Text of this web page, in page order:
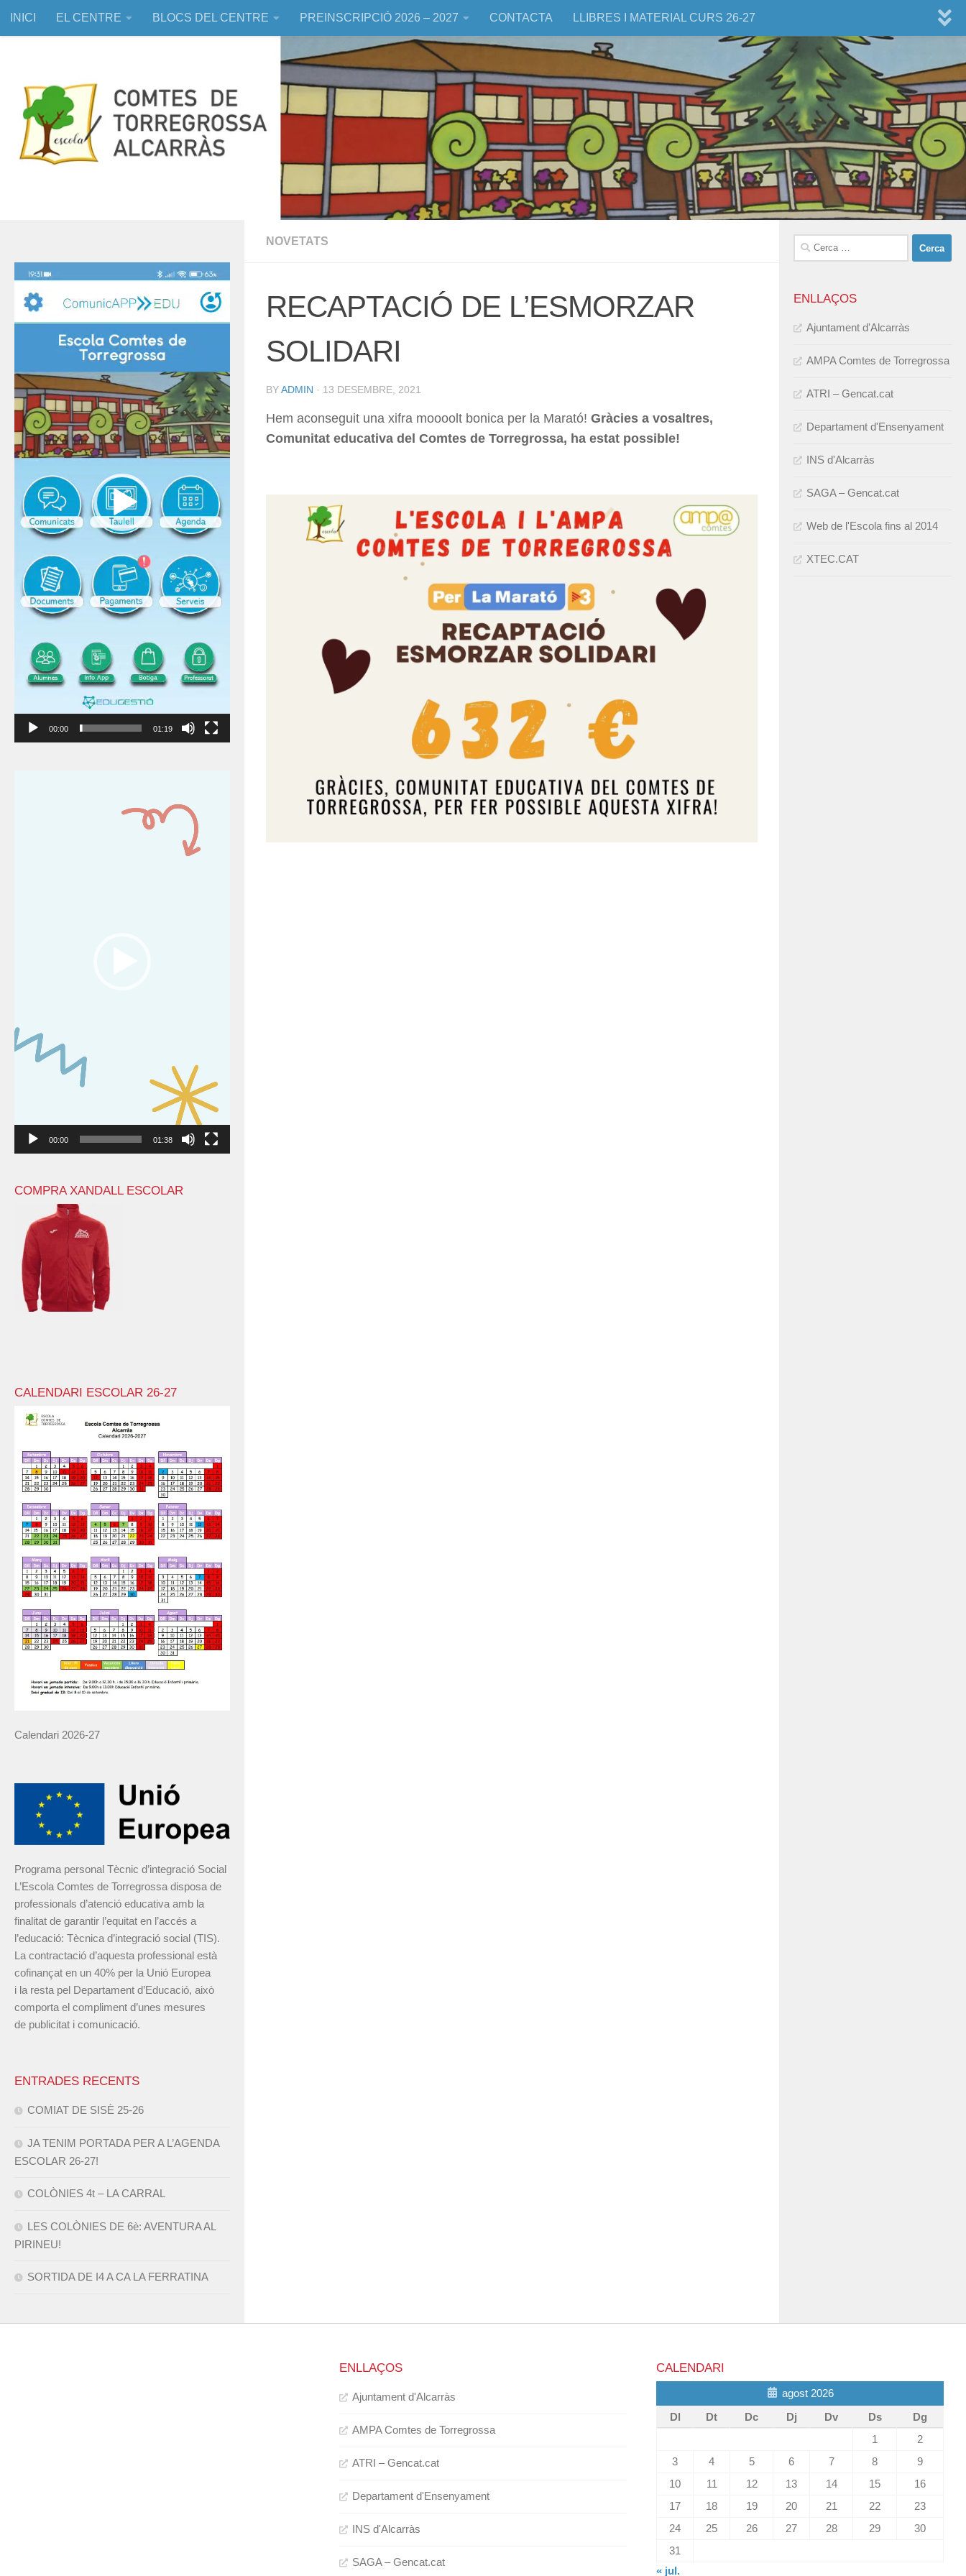
Skip to content
INICI EL CENTRE BLOCS DEL CENTRE PREINSCRIPCIÓ 2026 – 2027 CONTACTA LLIBRES I MATERIAL CURS 26-27
NOVETATS
RECAPTACIÓ DE L’ESMORZAR
SOLIDARI
BYADMIN · 13 DESEMBRE, 2021
Hem aconseguit una xifra moooolt bonica per la Marató! Gràcies a vosaltres,
Comunitat educativa del Comtes de Torregrossa, ha estat possible!
Reproductor
vídeo
00:00 01:19
00:00 01:38
COMPRA XANDALL ESCOLAR
CALENDARI ESCOLAR 26-27
Calendari 2026-27
Programa personal Tècnic d’integració Social
L’Escola Comtes de Torregrossa disposa de
professionals d’atenció educativa amb la
finalitat de garantir l’equitat en l’accés a
l’educació: Tècnica d’integració social (TIS).
La contractació d’aquesta professional està
cofinançat en un 40% per la Unió Europea
i la resta pel Departament d’Educació, això
comporta el compliment d’unes mesures
de publicitat i comunicació.
ENTRADES RECENTS
COMIAT DE SISÈ 25-26
JA TENIM PORTADA PER A L’AGENDA
ESCOLAR 26-27!
COLÒNIES 4t – LA CARRAL
LES COLÒNIES DE 6è: AVENTURA AL
PIRINEU!
SORTIDA DE I4 A CA LA FERRATINA
Cerca:
ENLLAÇOS
Ajuntament d'Alcarràs
AMPA Comtes de Torregrossa
ATRI – Gencat.cat
Departament d'Ensenyament
INS d'Alcarràs
SAGA – Gencat.cat
Web de l'Escola fins al 2014
XTEC.CAT
ENLLAÇOS
Ajuntament d'Alcarràs
AMPA Comtes de Torregrossa
ATRI – Gencat.cat
Departament d'Ensenyament
INS d'Alcarràs
SAGA – Gencat.cat
CALENDARI
agost 2026
Dl
Dt Dc Dj Dv Ds
Dg
1
2
3
4 5 6 7 8
9
10
11 12 13 14 15
16
17
18 19 20 21 22
23
24
25 26 27 28 29
30
31
« jul.